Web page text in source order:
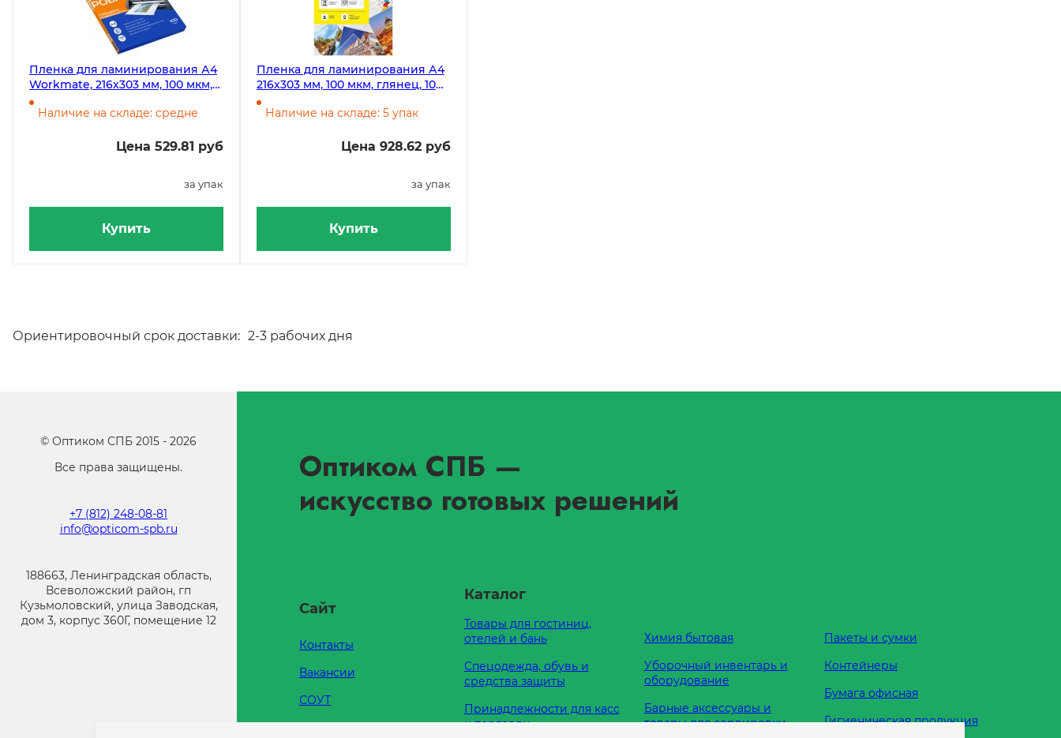
Пленка для ламинирования А4
Workmate, 216х303 мм, 100 мкм,
глянец, 100 листов
Наличие на складе: средне
Цена 529.81 руб
за упак
Купить
Пленка для ламинирования А4
216х303 мм, 100 мкм, глянец, 100
л/уп
Наличие на складе: 5 упак
Цена 928.62 руб
за упак
Купить
Ориентировочный срок доставки: 2-3 рабочих дня
© Оптиком СПБ 2015 - 2026
Все права защищены.
+7 (812) 248-08-81
info@opticom-spb.ru
188663, Ленинградская область,
Всеволожский район, гп
Кузьмоловский, улица Заводская,
дом 3, корпус 360Г, помещение 12
Оптиком СПБ —
искусство готовых решений
Сайт
Контакты
Вакансии
СОУТ
Каталог
Товары для гостиниц,
отелей и бань
Спецодежда, обувь и
средства защиты
Принадлежности для касс
и торговли
Химия бытовая
Уборочный инвентарь и
оборудование
Барные аксессуары и
товары для сервировки
Пакеты и сумки
Контейнеры
Бумага офисная
Гигиеническая продукция